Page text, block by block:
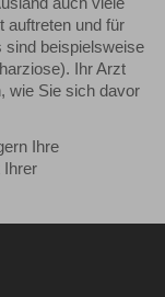
auftreten und für
sind beispielsweise
Ihr Arzt
wie Sie sich davor
Ihre
Ihrer